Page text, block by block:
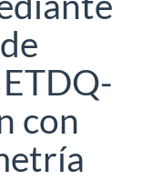
con